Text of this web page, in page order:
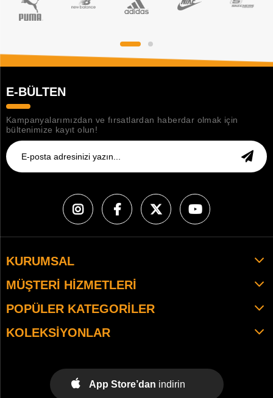
E-BÜLTEN
Kampanyalarımızdan ve fırsatlardan haberdar olmak için
bültenimize kayıt olun!
KURUMSAL
MÜŞTERI HIZMETLERI
POPÜLER KATEGORILER
KOLEKSIYONLAR
App Store’dan indirin